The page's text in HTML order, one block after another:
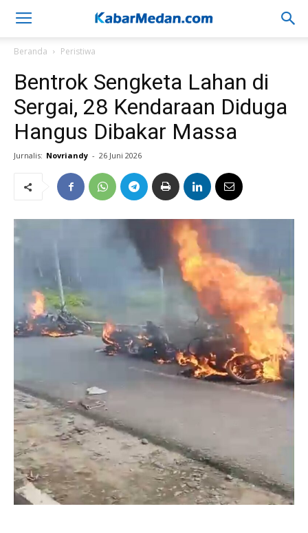
Beranda Peristiwa
Bentrok Sengketa Lahan di
Sergai, 28 Kendaraan Diduga
Hangus Dibakar Massa
Jurnalis: Novriandy - 26 Juni 2026